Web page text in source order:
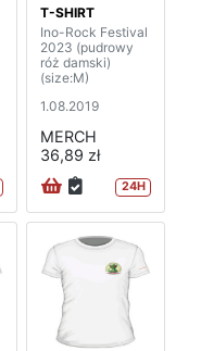
T-SHIRT
Ino-Rock Festival
2023 (pudrowy
róż damski)
(size:M)
1.08.2019
MERCH
36,89 zł
24H